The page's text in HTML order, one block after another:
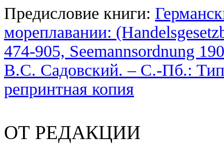
Предисловие книги:
мореплавании:
474-905, Seemannsordnung
В.С. Садовский. – С.-Пб.:
репринтная копия
ОТ РЕДАКЦИИ